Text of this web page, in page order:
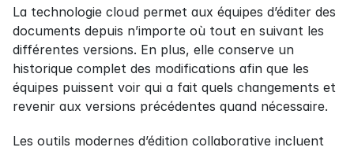
La technologie cloud permet aux équipes d’éditer des
documents depuis n’importe où tout en suivant les
différentes versions. En plus, elle conserve un
historique complet des modifications afin que les
équipes puissent voir qui a fait quels changements et
revenir aux versions précédentes quand nécessaire.
Les outils modernes d’édition collaborative incluent